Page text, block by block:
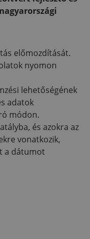
előmozdítását.
nyomon
lehetőségének
adatok
módon.
és azokra az
vonatkozik,
a dátumot